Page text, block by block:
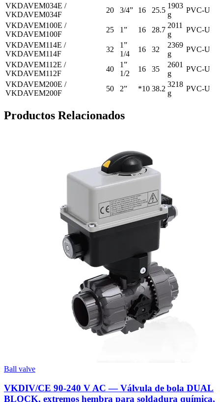
VKDAVEM034E /
VKDAVEM034F
20 3/4” 16 25.5
1903
g
PVC-U
VKDAVEM100E /
VKDAVEM100F
25 1” 16 28.7
2011
g
PVC-U
VKDAVEM114E /
VKDAVEM114F
32
1”
1/4
16 32
2369
g
PVC-U
VKDAVEM112E /
VKDAVEM112F
40
1”
1/2
16 35
2601
g
PVC-U
VKDAVEM200E /
VKDAVEM200F
50 2” *10 38.2
3218
g
PVC-U
Productos Relacionados
Ball valve
VKDIV/CE 90-240 V AC — Válvula de bola DUAL
BLOCK, extremos hembra para soldadura química,